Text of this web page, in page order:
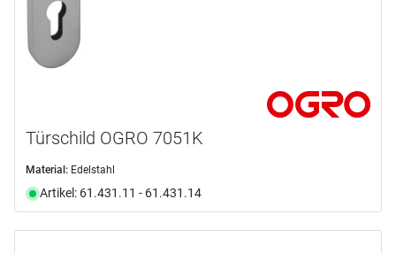
Türschild OGRO 7051K
Material: Edelstahl
Artikel: 61.431.11 - 61.431.14